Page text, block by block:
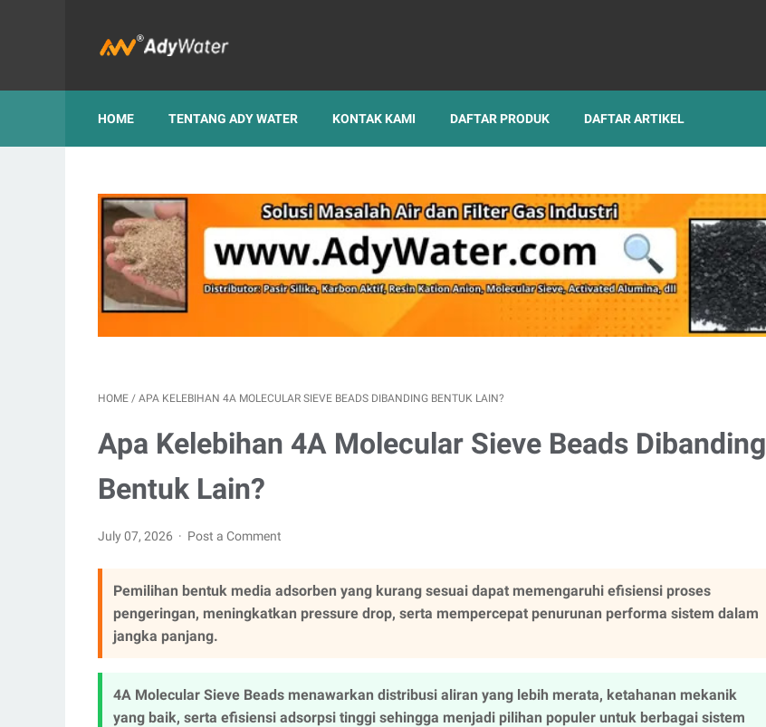
HOME TENTANG ADY WATER KONTAK KAMI DAFTAR PRODUK DAFTAR ARTIKEL
HOME / APA KELEBIHAN 4A MOLECULAR SIEVE BEADS DIBANDING BENTUK LAIN?
Apa Kelebihan 4A Molecular Sieve Beads Dibanding
Bentuk Lain?
July 07, 2026 Post a Comment
Pemilihan bentuk media adsorben yang kurang sesuai dapat memengaruhi efisiensi proses
pengeringan, meningkatkan pressure drop, serta mempercepat penurunan performa sistem dalam
jangka panjang.
4A Molecular Sieve Beads menawarkan distribusi aliran yang lebih merata, ketahanan mekanik
yang baik, serta efisiensi adsorpsi tinggi sehingga menjadi pilihan populer untuk berbagai sistem